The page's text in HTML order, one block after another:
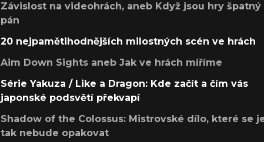
Závislost na videohrách, aneb Když jsou hry špatný
pán
20 nejpamětihodnějších milostných scén ve hrách
Aim Down Sights aneb Jak ve hrách míříme
Série Yakuza / Like a Dragon: Kde začít a čím vás
japonské podsvětí překvapí
Shadow of the Colossus: Mistrovské dílo, které se
tak nebude opakovat